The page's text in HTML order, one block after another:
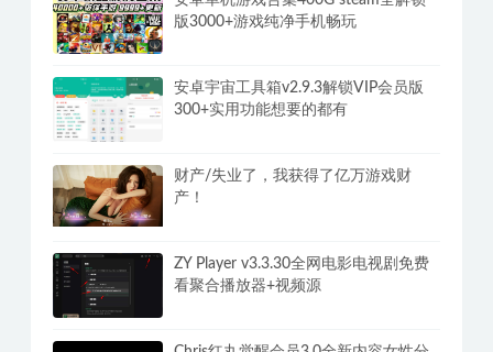
版3000+游戏纯净手机畅玩
安卓宇宙工具箱v2.9.3解锁VIP会员版
300+实用功能想要的都有
财产/失业了，我获得了亿万游戏财
产！
ZY Player v3.3.30全网电影电视剧免费
看聚合播放器+视频源